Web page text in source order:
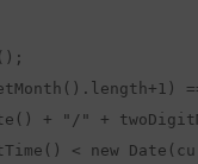
+ "/" +